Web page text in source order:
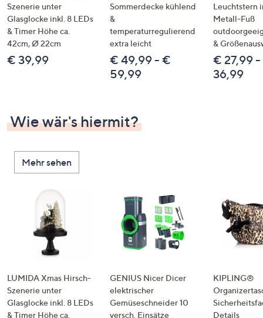
bzw.
rechts,
um
diese
anzuzeigen.
Szenerie unter
Glasglocke inkl. 8 LEDs
& Timer Höhe ca.
42cm, Ø 22cm
€ 39,99
Sommerdecke kühlend
&
temperaturregulierend
extra leicht
€ 49,99 - €
59,99
Leuchtstern
Metall-Fuß
&
€ 27,99
36,99
Wie wär's hiermit?
Mehr sehen
LUMIDA Xmas Hirsch-
Szenerie unter
Glasglocke inkl. 8 LEDs
& Timer Höhe ca.
GENIUS Nicer Dicer
elektrischer
Gemüseschneider 10
versch. Einsätze
KIPLING®
Details